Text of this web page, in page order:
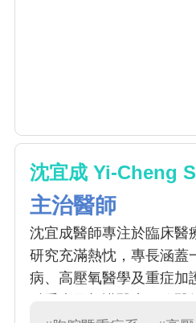
沈宜成 Yi-Cheng
主治醫師
沈宜成醫師專注於臨床醫
研究充滿熱忱，專長涵蓋
病、高壓氧醫學及重症加